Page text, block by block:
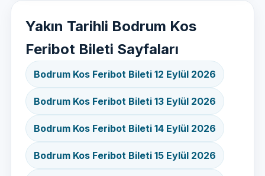
Yakın Tarihli Bodrum Kos
Feribot Bileti Sayfaları
Bodrum Kos Feribot Bileti 12 Eylül 2026
Bodrum Kos Feribot Bileti 13 Eylül 2026
Bodrum Kos Feribot Bileti 14 Eylül 2026
Bodrum Kos Feribot Bileti 15 Eylül 2026